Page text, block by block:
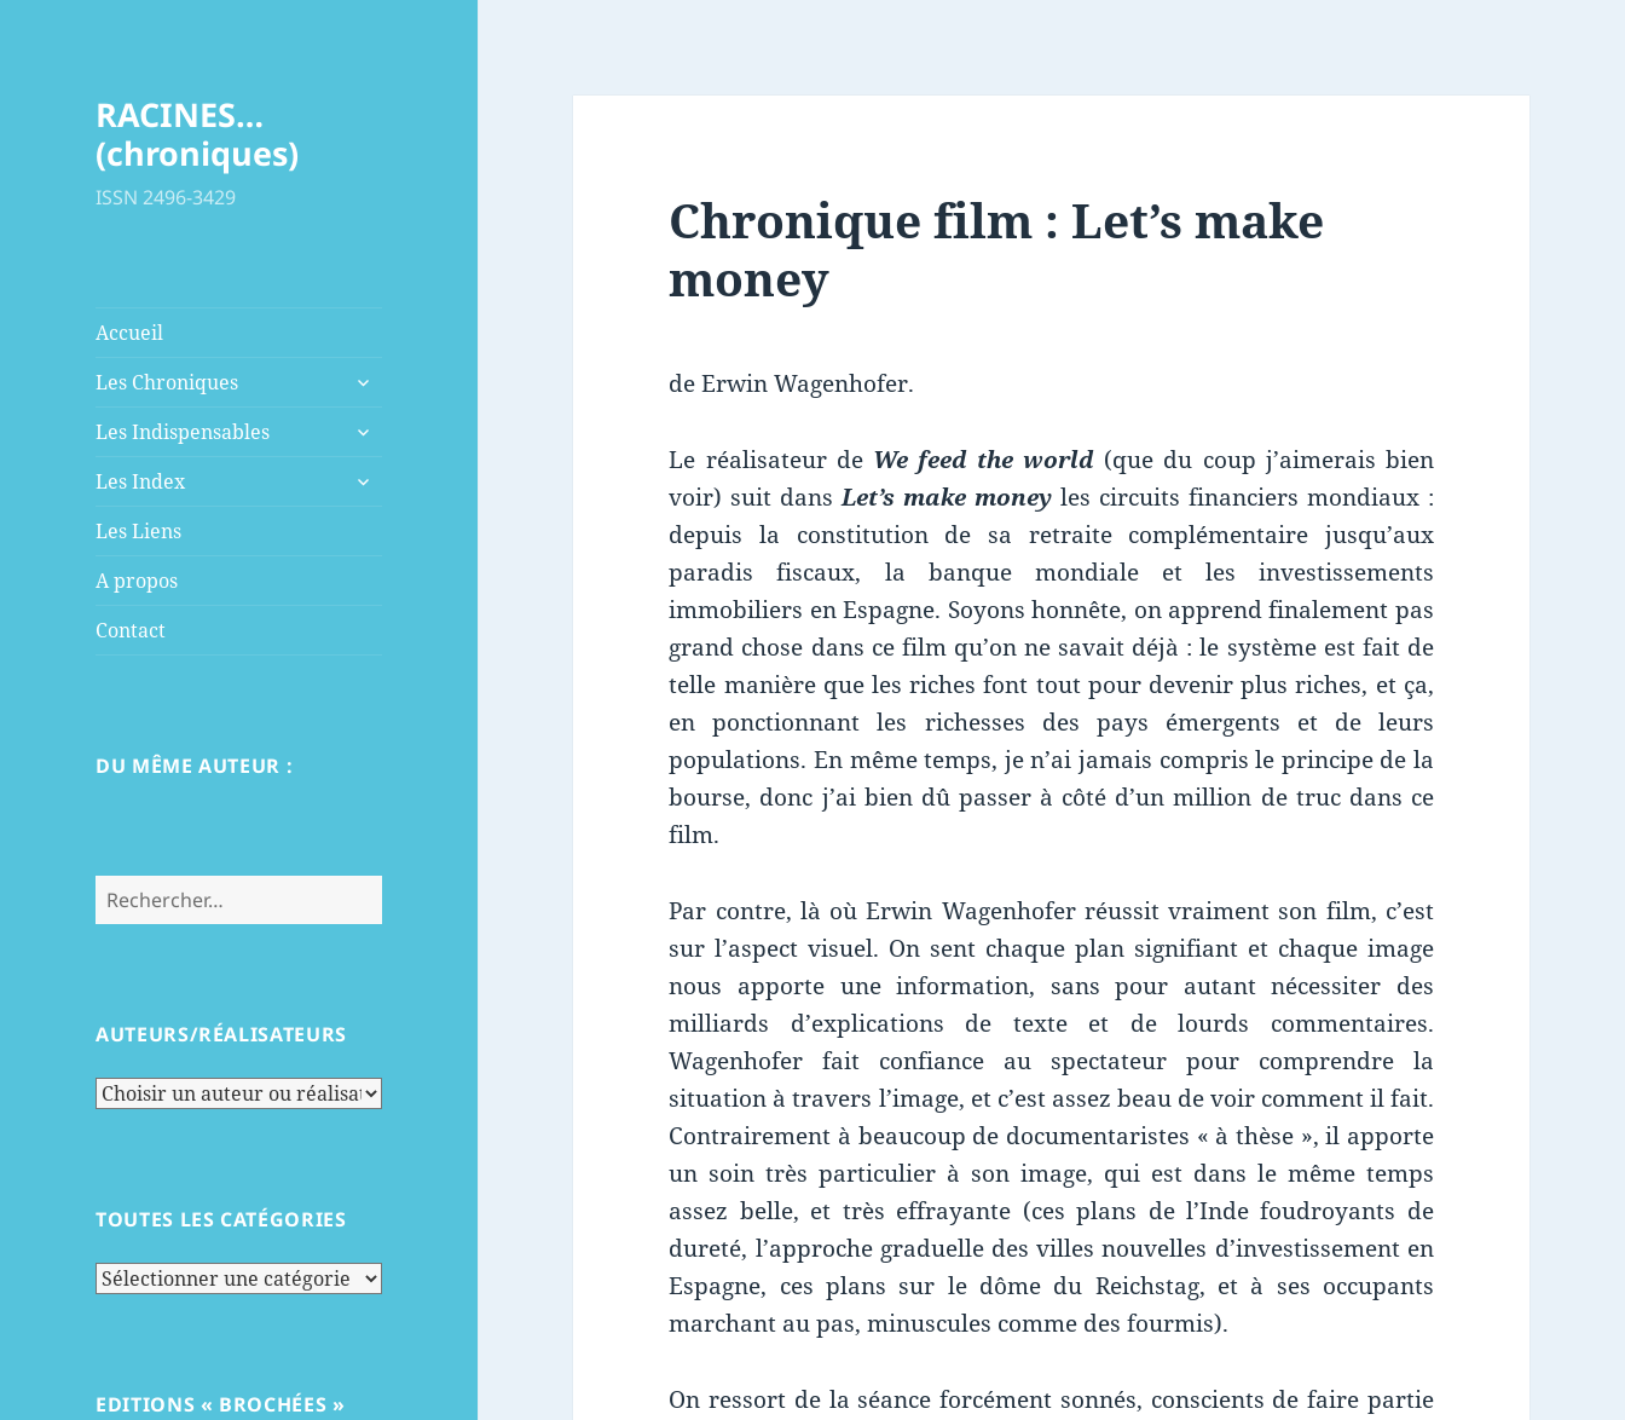
RACINES…
(chroniques)
ISSN 2496-3429
Accueil
Les Chroniques
ouvrir
sous-
Les Indispensables
ouvrir
sous-
Les Index
ouvrir
Les Liens
A propos
Contact
DU MÊME AUTEUR :
Rechercher :
AUTEURS/RÉALISATEURS
TOUTES LES CATÉGORIES
Toutes
EDITIONS « BROCHÉES »
Chronique film : Let’s make
money
de Erwin Wagenhofer.
Le réalisateur de We feed the world (que du coup j’aimerais bien
voir) suit dansLet’s make money les circuits financiers mondiaux :
depuis la constitution de sa retraite complémentaire jusqu’aux
paradis fiscaux, la banque mondiale et les investissements
immobiliers en Espagne. Soyons honnête, on apprend finalement pas
grand chose dans ce film qu’on ne savait déjà : le système est fait de
telle manière que les riches font tout pour devenir plus riches, et ça,
en ponctionnant les richesses des pays émergents et de leurs
populations. En même temps, je n’ai jamais compris le principe de la
bourse, donc j’ai bien dû passer à côté d’un million de truc dans ce
film.
Par contre, là où Erwin Wagenhofer réussit vraiment son film, c’est
sur l’aspect visuel. On sent chaque plan signifiant et chaque image
nous apporte une information, sans pour autant nécessiter des
milliards d’explications de texte et de lourds commentaires.
Wagenhofer fait confiance au spectateur pour comprendre la
situation à travers l’image, et c’est assez beau de voir comment il fait.
Contrairement à beaucoup de documentaristes « à thèse », il apporte
un soin très particulier à son image, qui est dans le même temps
assez belle, et très effrayante (ces plans de l’Inde foudroyants de
dureté, l’approche graduelle des villes nouvelles d’investissement en
Espagne, ces plans sur le dôme du Reichstag, et à ses occupants
marchant au pas, minuscules comme des fourmis).
On ressort de la séance forcément sonnés, conscients de faire partie